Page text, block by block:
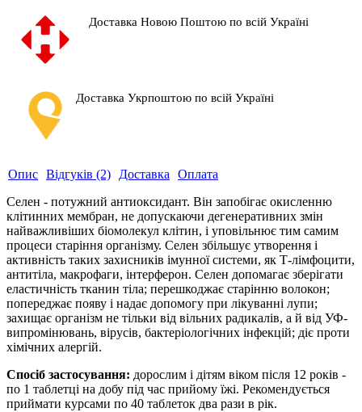
Доставка Новою Поштою по всій Україні
Доставка Укрпоштою по всій Україні
Опис Відгуків (2) Доставка
Оплата
Селен - потужний антиоксидант. Він запобігає окисленню
клітинних мембран, не допускаючи дегенеративних змін
найважливіших біомолекул клітин, і уповільнює тим самим
процеси старіння організму. Селен збільшує утворення і
активність таких захисників імунної системи, як Т-лімфоцити,
антитіла, макрофаги, інтерферон. Селен допомагає зберігати
еластичність тканин тіла; перешкоджає старінню волокон;
попереджає появу і надає допомогу при лікуванні лупи;
захищає організм не тільки від вільних радикалів, а й від УФ-
випромінювань, вірусів, бактеріологічних інфекцій; діє проти
хімічних алергій.
Спосіб застосування: дорослим і дітям віком після 12 років -
по 1 таблетці на добу під час прийому їжі. Рекомендується
приймати курсами по 40 таблеток два рази в рік.